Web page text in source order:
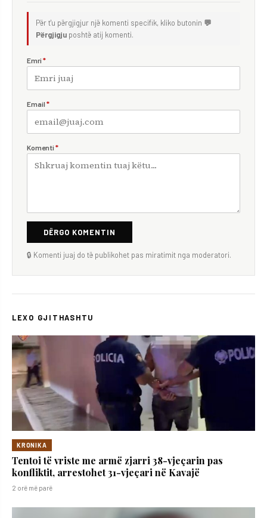
Për t'u përgjigjur një komenti specifik, kliko butonin 💬
Përgjigju poshtë atij komenti.
Emri *
Email *
Komenti *
DËRGO KOMENTIN
🔒 Komenti juaj do të publikohet pas miratimit nga moderatori.
LEXO GJITHASHTU
KRONIKA
Tentoi të vriste me armë zjarri 38-vjeçarin pas
konfliktit, arrestohet 31-vjeçari në Kavajë
2 orë më parë